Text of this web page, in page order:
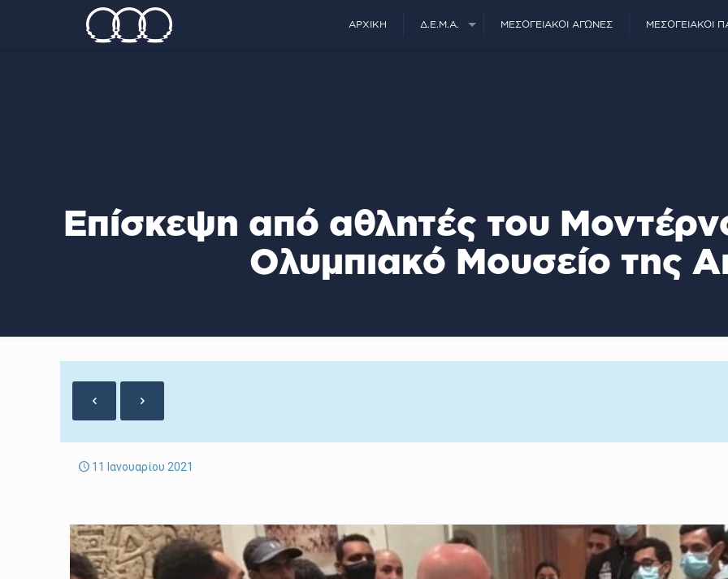
ΑΡΧΙΚΉ Δ.Ε.Μ.Α. ΜΕΣΟΓΕΙΑΚΟΊ ΑΓΏΝΕΣ ΜΕΣΟΓΕΙΑΚΟΊ
Επίσκεψη από αθλητές του
Ολυμπιακό Μουσείο της
11 Ιανουαρίου 2021